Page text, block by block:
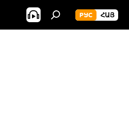
РУС ՀԱՅ